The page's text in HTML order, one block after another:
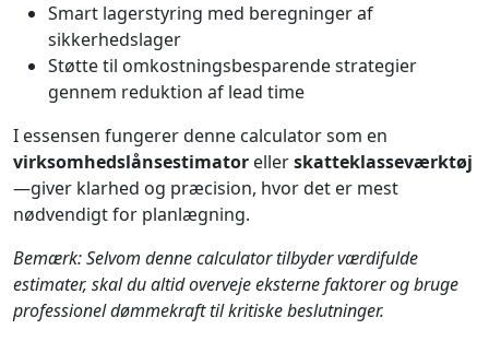
Smart lagerstyring med beregninger af
sikkerhedslager
Støtte til omkostningsbesparende strategier
gennem reduktion af lead time
I essensen fungerer denne calculator som en
virksomhedslånsestimator ellerskatteklasseværktøj
—giver klarhed og præcision, hvor det er mest
nødvendigt for planlægning.
Bemærk: Selvom denne calculator tilbyder værdifulde
estimater, skal du altid overveje eksterne faktorer og bruge
professionel dømmekraft til kritiske beslutninger.